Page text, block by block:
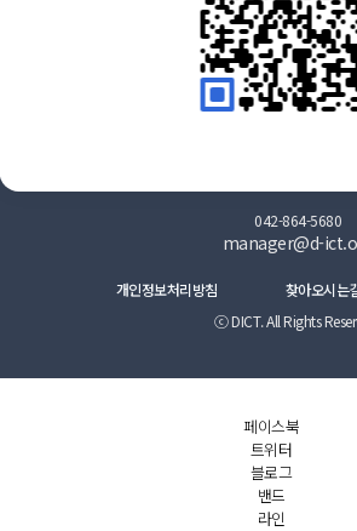
042-864-5680
manager@d-
ⓒ DICT. All Rights
개인정보처리방침 찾아오시는
페이스북
트위터
블로그
밴드
라인